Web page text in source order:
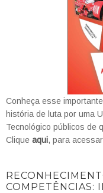
Conheça esse
história de luta por uma
Tecnológico públicos de
Clique aqui, para
COMPETÊNCIAS: